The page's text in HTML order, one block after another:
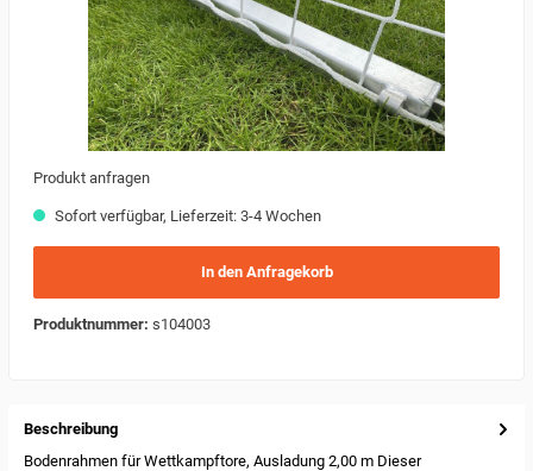
Produkt anfragen
Sofort verfügbar, Lieferzeit: 3-4 Wochen
In den Anfragekorb
Produktnummer: s104003
Beschreibung
Bodenrahmen für Wettkampftore, Ausladung 2,00 m Dieser